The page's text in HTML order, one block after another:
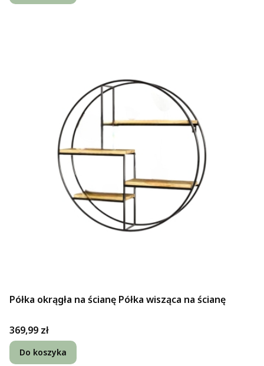
Półka okrągła na ścianę Półka wisząca na ścianę
Cena
369,99 zł
Do koszyka